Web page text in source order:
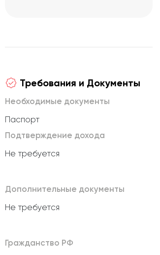
Требования и Документы
Необходимые документы
Паспорт
Подтверждение дохода
Не требуется
Дополнительные документы
Не требуется
Гражданство РФ